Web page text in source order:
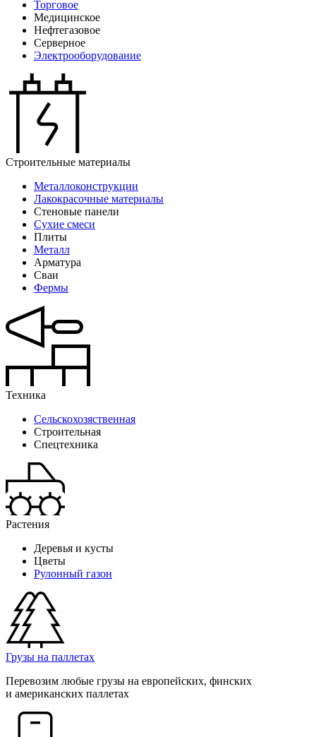
Торговое
Медицинское
Нефтегазовое
Серверное
Электрооборудование
Строительные материалы
Металлоконструкции
Лакокрасочные материалы
Стеновые панели
Сухие смеси
Плиты
Металл
Арматура
Сваи
Фермы
Техника
Сельскохозяственная
Строительная
Спецтехника
Растения
Деревья и кусты
Цветы
Рулонный газон
Грузы на паллетах
Перевозим любые грузы на европейских, финских
и американских паллетах